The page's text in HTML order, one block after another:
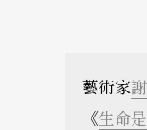
藝術家
《生命